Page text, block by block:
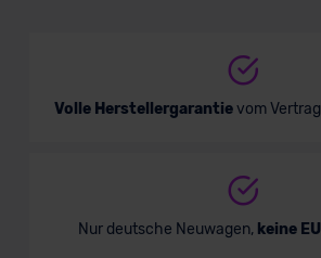
Volle Herstellergarantievom
Nur deutsche Neuwagen, keine